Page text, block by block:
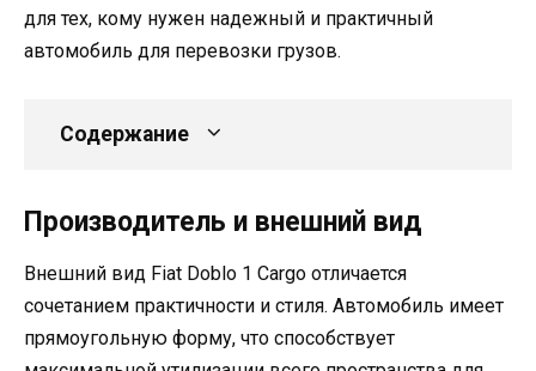
для тех, кому нужен надежный и практичный
автомобиль для перевозки грузов.
Содержание
Производитель и внешний вид
Внешний вид Fiat Doblo 1 Cargo отличается
сочетанием практичности и стиля. Автомобиль имеет
прямоугольную форму, что способствует